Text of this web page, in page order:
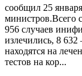
сообщил 25
министров.Всего
956 случаев
излечились, 8
находятся на
тестов на кор...